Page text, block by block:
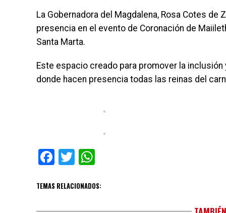
La Gobernadora del Magdalena, Rosa Cotes
presencia en el evento de Coronación de
Santa Marta.
Este espacio creado para promover la
donde hacen presencia todas las reinas del
Facebook
Twitter
TEMAS RELACIONADOS: